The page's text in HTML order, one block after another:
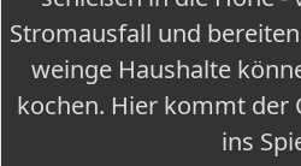
Stromausfall und
weinge Haushalte
kochen. Hier kommt der
ins